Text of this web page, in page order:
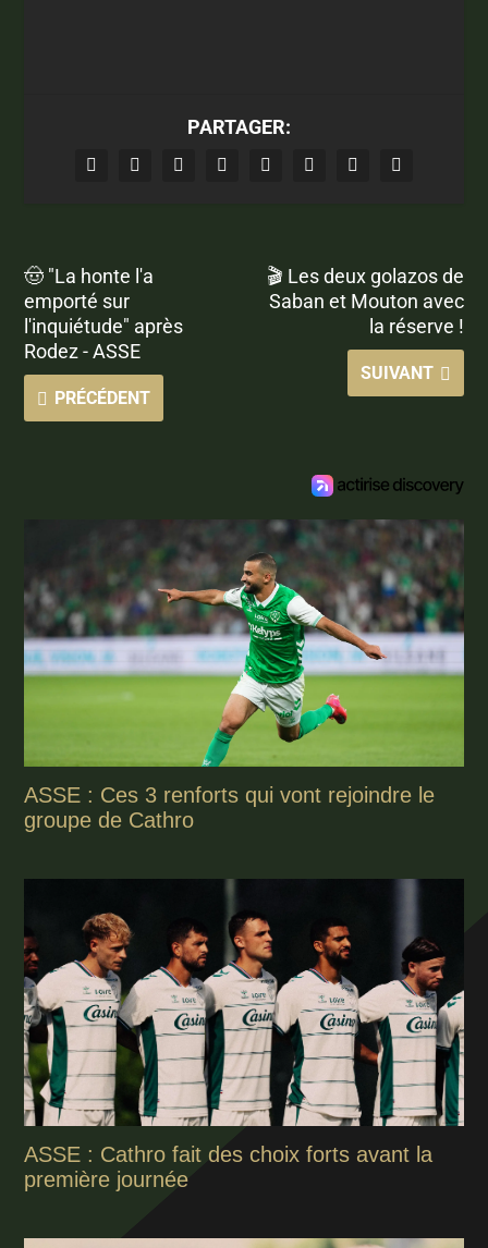
PARTAGER:
🤠 "La honte l'a
emporté sur
l'inquiétude" après
Rodez - ASSE
PRÉCÉDENT
🎬 Les deux golazos de
Saban et Mouton avec
la réserve !
SUIVANT
ASSE : Ces 3 renforts qui vont rejoindre le
groupe de Cathro
ASSE : Cathro fait des choix forts avant la
première journée